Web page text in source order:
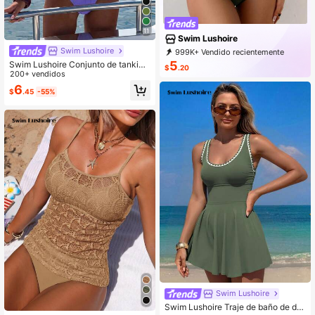
11
Swim Lushoire
Swim Lushoire Conjunto de tankini
de 2 piezas para mujer con decorac
ión de hebilla en forma de U y tirant
es finos con diseño calado, para ver
200+ vendidos
$6.45 -55%
Swim Lushoire
999K+ Vendido recientemente
999K+ Recompra
315K Suscripción
$5.20
Swim Lushoire
Swim Lushoire Traje de baño de do